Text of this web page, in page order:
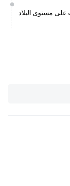
مستوى البلاد